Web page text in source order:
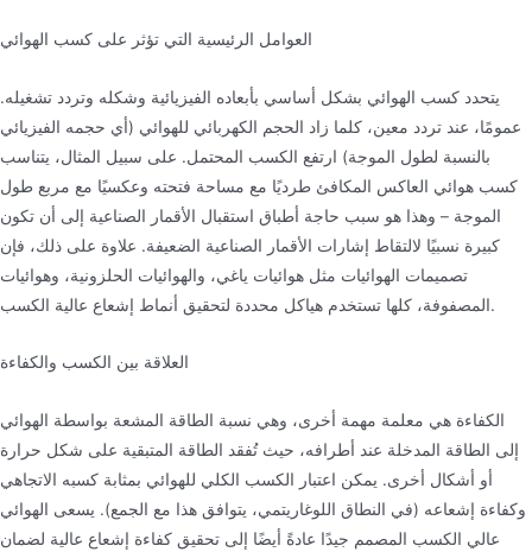
العوامل الرئيسية التي تؤثر على كسب الهوائي
يتحدد كسب الهوائي بشكل أساسي بأبعاده الفيزيائية وشكله وتردد تشغيله.
عمومًا، عند تردد معين، كلما زاد الحجم الكهربائي للهوائي (أي حجمه الفيزيائي
بالنسبة لطول الموجة) ارتفع الكسب المحتمل. على سبيل المثال، يتناسب
كسب هوائي العاكس المكافئ طرديًا مع مساحة فتحته وعكسيًا مع مربع طول
الموجة – وهذا هو سبب حاجة أطباق استقبال الأقمار الصناعية إلى أن تكون
كبيرة نسبيًا لالتقاط إشارات الأقمار الصناعية الضعيفة. علاوة على ذلك، فإن
تصميمات الهوائيات مثل هوائيات ياغي، والهوائيات الحلزونية، وهوائيات
المصفوفة، كلها تستخدم هياكل محددة لتحقيق أنماط إشعاع عالية الكسب.
العلاقة بين الكسب والكفاءة
الكفاءة هي معلمة مهمة أخرى، وهي نسبة الطاقة المشعة بواسطة الهوائي
إلى الطاقة المدخلة عند أطرافه، حيث تُفقد الطاقة المتبقية على شكل حرارة
أو أشكال أخرى. يمكن اعتبار الكسب الكلي للهوائي بمثابة كسبه الاتجاهي
وكفاءة إشعاعه (في النطاق اللوغاريتمي، يتوافق هذا مع الجمع). يسعى الهوائي
عالي الكسب المصمم جيدًا عادةً أيضًا إلى تحقيق كفاءة إشعاع عالية لضمان